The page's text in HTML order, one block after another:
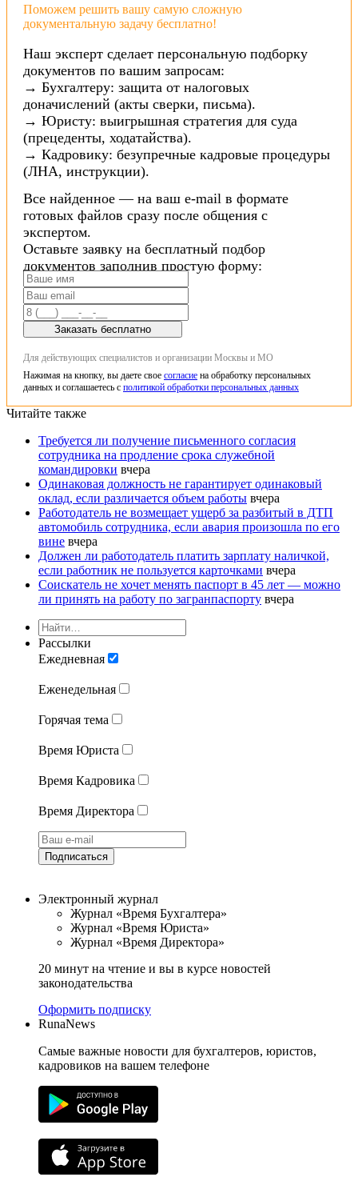
Поможем решить вашу самую сложную
документальную задачу бесплатно!
Наш эксперт сделает персональную подборку
документов по вашим запросам:
→ Бухгалтеру: защита от налоговых
доначислений (акты сверки, письма).
→ Юристу: выигрышная стратегия для суда
(прецеденты, ходатайства).
→ Кадровику: безупречные кадровые процедуры
(ЛНА, инструкции).
Все найденное — на ваш e-mail в формате
готовых файлов сразу после общения с
экспертом.
Оставьте заявку на бесплатный подбор
документов заполнив простую форму:
Заказать бесплатно
Для действующих специалистов и организации Москвы и МО
Нажимая на кнопку, вы даете свое согласие на обработку персональных
данных и соглашаетесь с политикой обработки персональных данных
Читайте также
Требуется ли получение письменного согласия
сотрудника на продление срока служебной
командировки вчера
Одинаковая должность не гарантирует одинаковый
оклад, если различается объем работы вчера
Работодатель не возмещает ущерб за разбитый в ДТП
автомобиль сотрудника, если авария произошла по его
вине вчера
Должен ли работодатель платить зарплату наличкой,
если работник не пользуется карточками вчера
Соискатель не хочет менять паспорт в 45 лет — можно
ли принять на работу по загранпаспорту вчера
Рассылки
Ежедневная
Еженедельная
Горячая тема
Время Юриста
Время Кадровика
Время Директора
Подписаться
Электронный журнал
Журнал «Время Бухгалтера»
Журнал «Время Юриста»
Журнал «Время Директора»
20 минут на чтение и вы в курсе новостей
законодательства
Оформить подписку
RunaNews
Самые важные новости для бухгалтеров, юристов,
кадровиков на вашем телефоне